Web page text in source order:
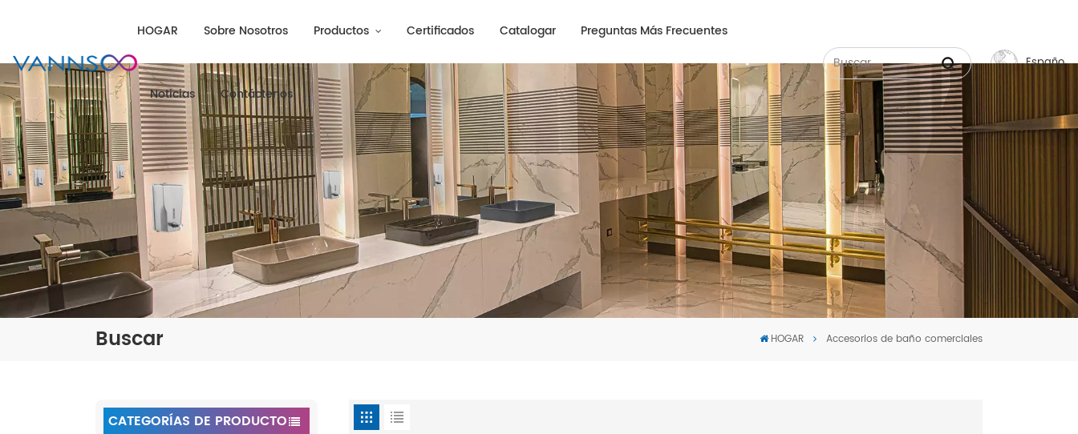
HOGAR Sobre Nosotros Productos Certificados Catalogar Preguntas Más Frecuentes
Noticias Contáctenos
Español
English
Русский
Español
中文
Buscar HOGAR Accesorios de baño comerciales
CATEGORÍAS DE PRODUCTO